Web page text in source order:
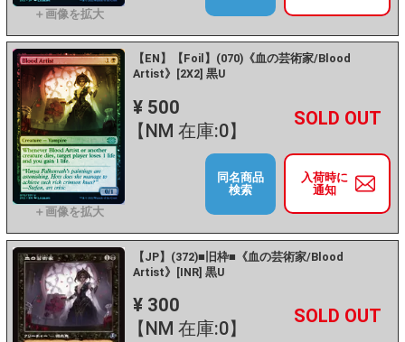
【EN】【Foil】(070)《血の芸術家/Blood
Artist》[2X2] 黒U
¥ 500
【NM 在庫:0】
－ +
入荷時に
通知
同名商品
検索
【JP】(372)■旧枠■《血の芸術家/Blood
Artist》[INR] 黒U
¥ 300
【NM 在庫:0】
－ +